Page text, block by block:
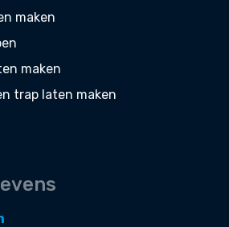
maken
maken
trap laten maken